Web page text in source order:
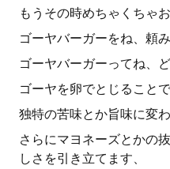
もうその時めちゃくちゃ
ゴーヤバーガーをね、頼み
ゴーヤバーガーってね、
ゴーヤを卵でとじることで
独特の苦味とか旨味に変わ
さらにマヨネーズとかの
しさを引き立てます、